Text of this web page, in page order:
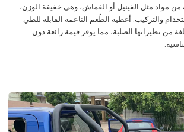
مواد مثل الفينيل أو القماش، وهي خفيفة الوزن،
والتركيب. أغطية الطُعم الناعمة القابلة للطي
من نظيراتها الصلبة، مما يوفر قيمة رائعة دون